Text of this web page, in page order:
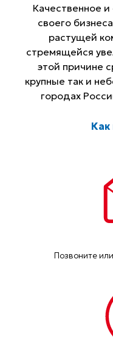
Качественное
своего
растущей
стремящейся
этой причине
крупные так и
городах
Позвоните или